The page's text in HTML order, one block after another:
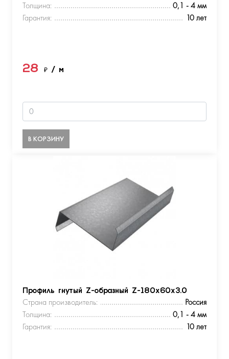
Толщина:
0,1 - 4 мм
Гарантия:
10 лет
28 ₽ / м
В КОРЗИНУ
Профиль гнутый Z-образный Z-180х60х3.0
Страна производитель:
Россия
Толщина:
0,1 - 4 мм
Гарантия:
10 лет